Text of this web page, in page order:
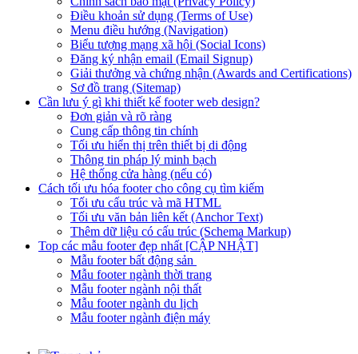
Điều khoản sử dụng (Terms of Use)
Menu điều hướng (Navigation)
Biểu tượng mạng xã hội (Social Icons)
Đăng ký nhận email (Email Signup)
Giải thưởng và chứng nhận (Awards and Certifications)
Sơ đồ trang (Sitemap)
Cần lưu ý gì khi thiết kế footer web design?
Đơn giản và rõ ràng
Cung cấp thông tin chính
Tối ưu hiển thị trên thiết bị di động
Thông tin pháp lý minh bạch
Hệ thống cửa hàng (nếu có)
Cách tối ưu hóa footer cho công cụ tìm kiếm
Tối ưu cấu trúc và mã HTML
Tối ưu văn bản liên kết (Anchor Text)
Thêm dữ liệu có cấu trúc (Schema Markup)
Top các mẫu footer đẹp nhất [CẬP NHẬT]
Mẫu footer bất động sản
Mẫu footer ngành thời trang
Mẫu footer ngành nội thất
Mẫu footer ngành du lịch
Mẫu footer ngành điện máy